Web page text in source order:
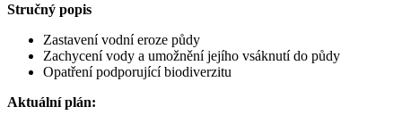
Stručný popis
Zastavení vodní eroze půdy
Zachycení vody a umožnění jejího vsáknutí do půdy
Opatření podporující biodiverzitu
Aktuální plán: